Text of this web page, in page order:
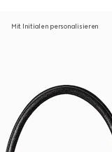
Mit Initialen personalisieren